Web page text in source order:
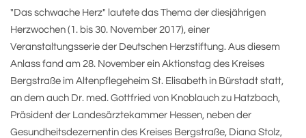
"Das schwache Herz" lautete das Thema der diesjährigen
Herzwochen (1. bis 30. November 2017), einer
Veranstaltungsserie der Deutschen Herzstiftung. Aus diesem
Anlass fand am 28. November ein Aktionstag des Kreises
Bergstraße im Altenpflegeheim St. Elisabeth in Bürstadt statt,
an dem auch Dr. med. Gottfried von Knoblauch zu Hatzbach,
Präsident der Landesärztekammer Hessen, neben der
Gesundheitsdezernentin des Kreises Bergstraße, Diana Stolz,